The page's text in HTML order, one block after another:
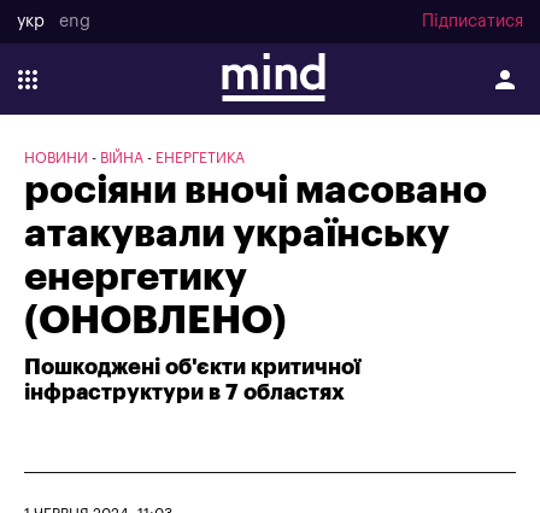
укр eng Підписатися
НОВИНИ ВІЙНА ЕНЕРГЕТИКА
росіяни вночі масовано
атакували українську
енергетику
(ОНОВЛЕНО)
Пошкоджені об'єкти критичної
інфраструктури в 7 областях